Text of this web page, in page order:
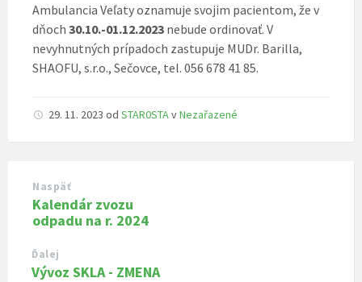
Ambulancia Veľaty oznamuje svojim pacientom, že v
dňoch 30.10.-01.12.2023 nebude ordinovať. V
nevyhnutných prípadoch zastupuje MUDr. Barilla,
SHAOFU, s.r.o., Sečovce, tel. 056 678 41 85.
29. 11. 2023 od STAR0STAvNezařazené
Naspäť
Kalendár zvozu
odpadu na r. 2024
Ďalej
Vývoz SKLA - ZMENA